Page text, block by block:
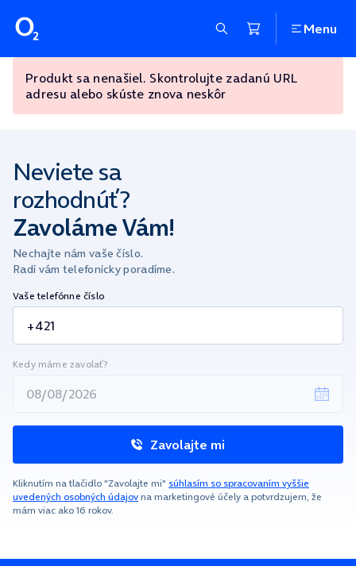
Menu
Produkt sa nenašiel. Skontrolujte zadanú URL
adresu alebo skúste znova neskôr
Neviete sa
rozhodnúť?
Zavoláme Vám!
Nechajte nám vaše číslo.
Radi vám telefonicky poradíme.
Vaše telefónne číslo
Kedy máme zavolať?
Zavolajte mi
Kliknutím na tlačidlo "Zavolajte mi" súhlasím so spracovaním vyššie
uvedených osobných údajovna marketingové účely a potvrdzujem, že
mám viac ako 16 rokov.